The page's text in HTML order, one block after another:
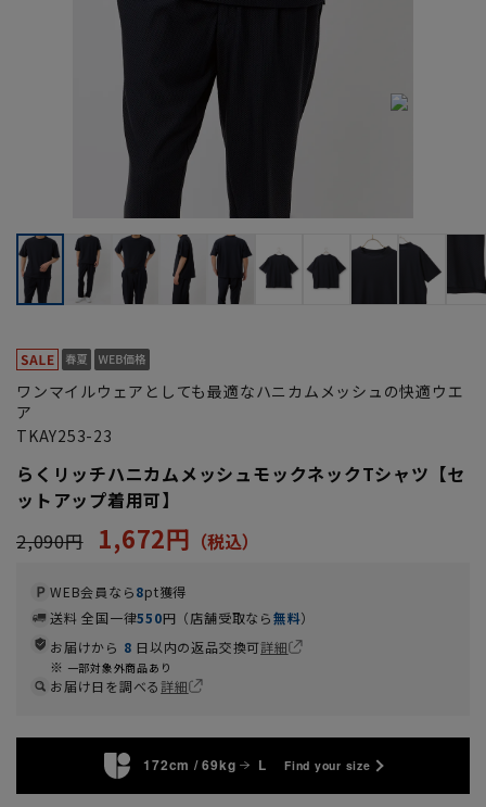
ワンマイルウェアとしても最適なハニカムメッシュの快適ウエ
ア
TKAY253-23
らくリッチハニカムメッシュモックネックTシャツ【セ
ットアップ着用可】
2,090円
1,672円
WEB会員なら8pt獲得
送料 全国一律550円（店舗受取なら無料）
お届けから 8 日以内の返品交換可詳細
一部対象外商品あり
お届け日を調べる詳細
172cm / 69kg L Find your size